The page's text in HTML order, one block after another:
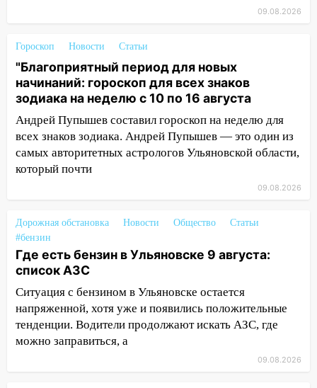
09:15
автоподставы и атака беспилотников:
важные итоги прошедшей недели в
Ульяновской области
08:20 В Ульяновске восстановили
трамвайную и троллейбусную
инфраструктуру после шторма
Внимание! В Цильнинском районе
08:11 На Ульяновск снова надвигается
непогода
07:30
Евро-3 вместо Евро-5: что
означают классы бензина и можно ли
заливать «старое» топливо в
современные автомобили
06:30
Какая погода будет в Ульяновской
09.08.2026
Гороскоп Новости Статьи
"Благоприятный период для новых
начинаний: гороскоп для всех знаков
зодиака на неделю с 10 по 16 августа
Андрей Пупышев составил гороскоп на неделю для
всех знаков зодиака. Андрей Пупышев — это один из
самых авторитетных астрологов Ульяновской области,
который почти
09.08.2026
Дорожная обстановка Новости Общество
Статьи
#бензин
Где есть бензин в Ульяновске 9 августа:
список АЗС
Ситуация с бензином в Ульяновске остается
напряженной, хотя уже и появились положительные
тенденции. Водители продолжают искать АЗС, где
можно заправиться, а
09.08.2026